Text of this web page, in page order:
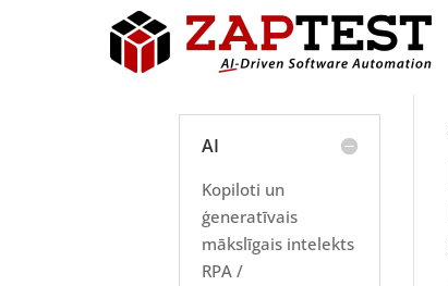
AI
Kopiloti un
ģeneratīvais
mākslīgais intelekts
RPA /